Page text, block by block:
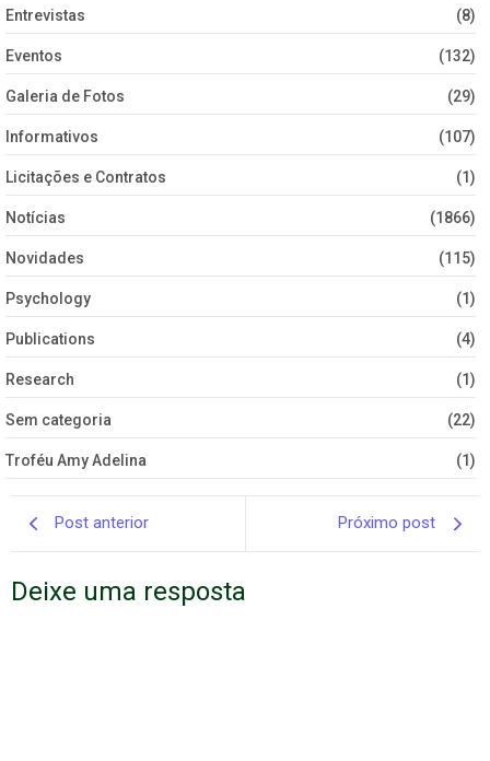
Entrevistas (8)
Eventos (132)
Galeria de Fotos (29)
Informativos (107)
Licitações e Contratos (1)
Notícias (1866)
Novidades (115)
Psychology (1)
Publications (4)
Research (1)
Sem categoria (22)
Troféu Amy Adelina (1)
Post anterior Próximo post
Deixe uma resposta